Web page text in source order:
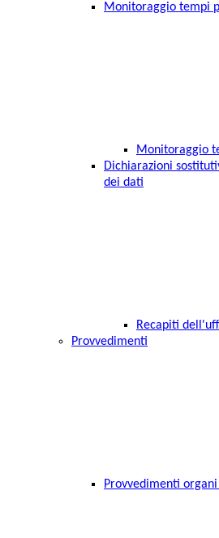
Monitoraggio tempi
Monitoraggio
Dichiarazioni
dei dati
Recapiti
Provvedimenti
Provvedimenti